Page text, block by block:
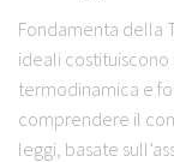
Fondamenta della
ideali
termodinamica e
comprendere il
leggi, basate